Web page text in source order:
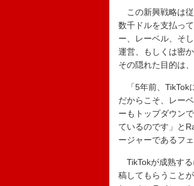
この新興戦略は従
数千ドルを支払っ
ー、レーベル、そ
運営、もしくは密
その隠れた目的は
「5年前、TikTok
だからこそ、レー
ーもトップダウン
ているのです」と
ージャーであるフ
TikTokが成熟する
稿してもらうこと